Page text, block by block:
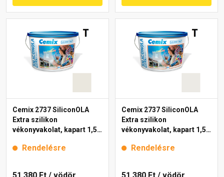
Cemix 2737 SiliconOLA
Extra szilikon
vékonyvakolat, kapart 1,5
Rendelésre
Cemix 2737 SiliconOLA
Extra szilikon
vékonyvakolat, kapart 1,5
Rendelésre